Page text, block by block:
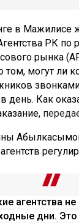
в Мажилисе
РК по
рынка
могут ли
день. Как
агентства
дни.